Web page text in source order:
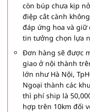
còn búp chưa kịp
điệp cắt cành
đáp ứng hoa và giữ
tin tưởng chọn lựa
Đơn hàng sẽ được
giao ở nội thành
lớn như Hà Nội,
Ngoại thành các
thì phí ship là
hợp trên 10km đối